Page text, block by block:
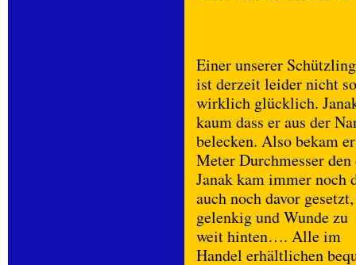
Einer unserer
ist derzeit leider nicht so
wirklich glücklich.
kaum dass er aus der
belecken. Also bekam
Meter Durchmesser
Janak kam immer noch
auch noch davor
gelenkig und Wunde zu
weit hinten…. Alle im
Handel erhältlichen